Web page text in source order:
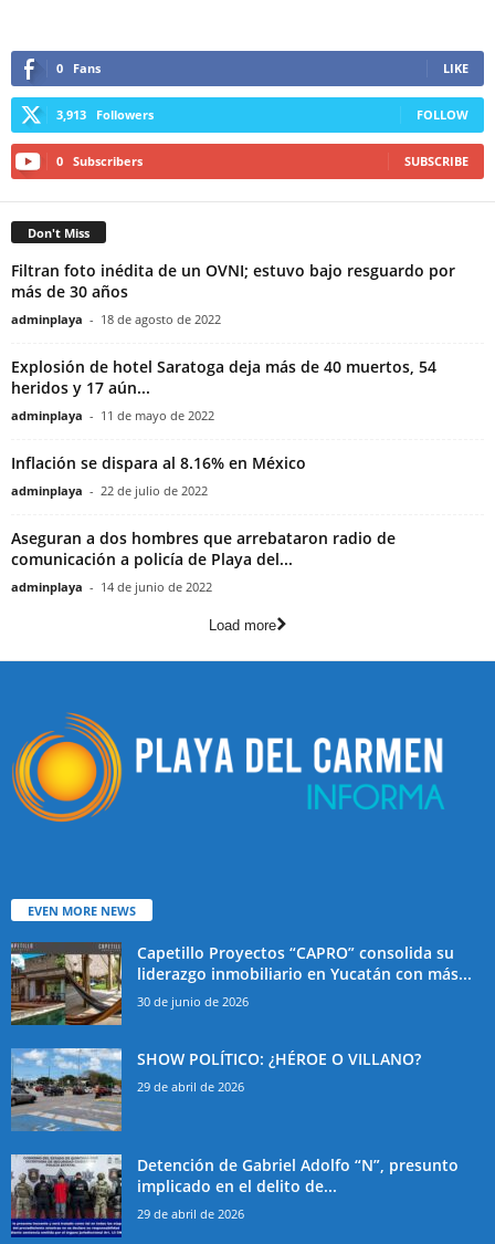
0 Fans LIKE
3,913 Followers FOLLOW
0 Subscribers SUBSCRIBE
Don't Miss
Filtran foto inédita de un OVNI; estuvo bajo resguardo por
más de 30 años
adminplaya - 18 de agosto de 2022
Explosión de hotel Saratoga deja más de 40 muertos, 54
heridos y 17 aún...
adminplaya - 11 de mayo de 2022
Inflación se dispara al 8.16% en México
adminplaya - 22 de julio de 2022
Aseguran a dos hombres que arrebataron radio de
comunicación a policía de Playa del...
adminplaya - 14 de junio de 2022
Load more
EVEN MORE NEWS
Capetillo Proyectos “CAPRO” consolida su
liderazgo inmobiliario en Yucatán con más...
30 de junio de 2026
SHOW POLÍTICO: ¿HÉROE O VILLANO?
29 de abril de 2026
Detención de Gabriel Adolfo “N”, presunto
implicado en el delito de...
29 de abril de 2026